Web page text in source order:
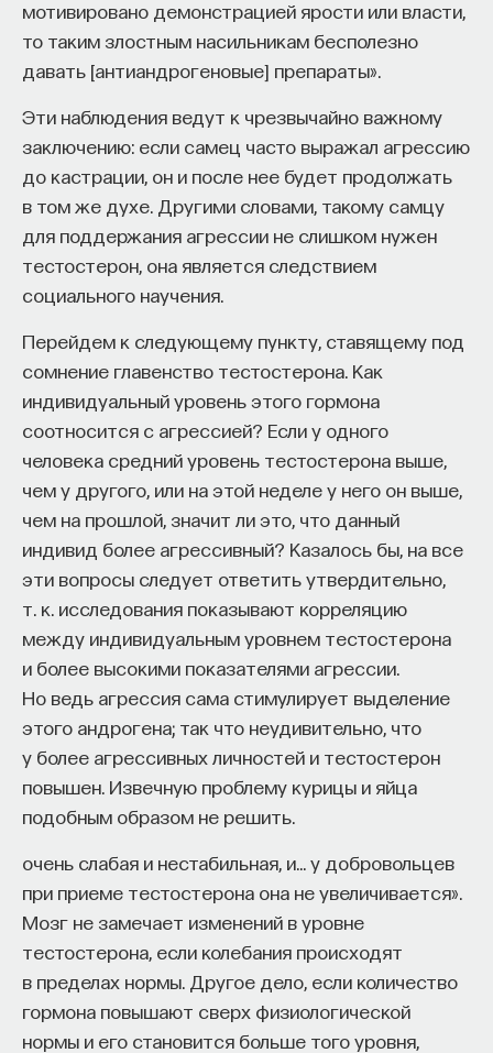
мотивировано демонстрацией ярости или власти,
то таким злостным насильникам бесполезно
давать [антиандрогеновые] препараты».
Эти наблюдения ведут к чрезвычайно важному
заключению: если самец часто выражал агрессию
до кастрации, он и после нее будет продолжать
в том же духе. Другими словами, такому самцу
для поддержания агрессии не слишком нужен
тестостерон, она является следствием
социального научения.
Перейдем к следующему пункту, ставящему под
сомнение главенство тестостерона. Как
индивидуальный уровень этого гормона
соотносится с агрессией? Если у одного
человека средний уровень тестостерона выше,
чем у другого, или на этой неделе у него он выше,
чем на прошлой, значит ли это, что данный
индивид более агрессивный? Казалось бы, на все
эти вопросы следует ответить утвердительно,
т. к. исследования показывают корреляцию
между индивидуальным уровнем тестостерона
и более высокими показателями агрессии.
Но ведь агрессия сама стимулирует выделение
этого андрогена; так что неудивительно, что
у более агрессивных личностей и тестостерон
повышен. Извечную проблему курицы и яйца
подобным образом не решить.
очень слабая и нестабильная, и… у добровольцев
при приеме тестостерона она не увеличивается».
Мозг не замечает изменений в уровне
тестостерона, если колебания происходят
в пределах нормы. Другое дело, если количество
гормона повышают сверх физиологической
нормы и его становится больше того уровня,